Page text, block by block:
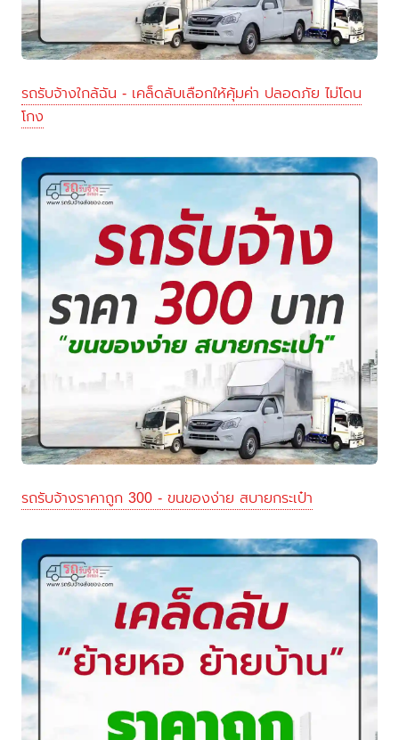
รถรับจ้างใกล้ฉัน - เคล็ดลับเลือกให้คุ้มค่า ปลอดภัย ไม่โดน
โกง
รถรับจ้างราคาถูก 300 - ขนของง่าย สบายกระเป๋า